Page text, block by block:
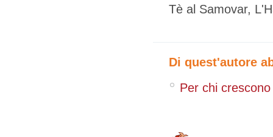
Tè al Samovar,
Di quest'autore
Per chi